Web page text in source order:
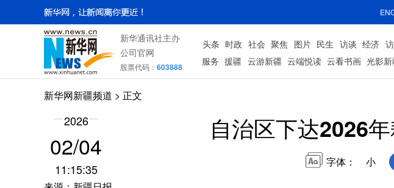
新华通讯社主办
公司官网
股票代码： 603888
头条 时政 社会 聚焦 图片 民生 访谈 经济
服务 援疆 云游新疆 云端悦读 云看书画 光影新
新华网新疆频道 > 正文
2026
02/04
11:15:35
自治区下达2026
字体： 小